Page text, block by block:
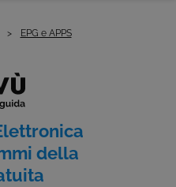
EPG e APPS
della